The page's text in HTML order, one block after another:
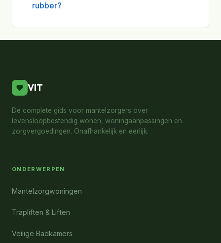
rubber?
VIT
De complete gids voor mantelzorgers over
levensloopbestendig wonen, woningaanpassingen en
zorgvergoedingen. Onafhankelijk en eerlijk.
ONDERWERPEN
Mantelzorgwoningen
Trapliften & Liften
Veilige Badkamers